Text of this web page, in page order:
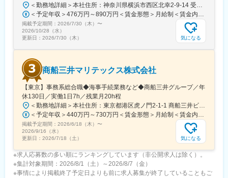
＜勤務地詳細＞本社住所：神奈川県横浜市西区北幸2-9-14 受動喫煙対策：屋内喫煙可能場所あり変更の範囲：会社の定める事業所
＜予定年収＞476万円～890万円＜賃金形態＞月給制＜賃金内訳＞月額（基本給）：269,000円～535,312円＜月給＞269,000円～535,312円＜昇給有無＞有＜残業手当＞有＜給与補足＞※これまでの経験とスキルに応じて判断いたします。■賞与：:5.7ヶ月（2026年度）■モデル年収：（例1）650万円 入社5年目 主任(月給39.7万円＋賞与174万円)（例2）832万円 入社9年目 係長(月給50.8万円＋賞与222万円)賃金はあくまでも目安の金額であり、選考を通じて上下する可能性があります。月給(月額)は固定手当を含めた表記です。
掲載予定期間： 2026/7/30（木） 〜
2026/10/28（水）
更新日： 2026/7/30（木） 気になる
商船三井マリテックス株式会社
【東京】事務系総合職◆海事手続業務など◆商船三井グループ／年
休130日／実働1日7h／残業月20h程
＜勤務地詳細＞本社住所：東京都港区虎ノ門2-1-1 商船三井ビル勤務地最寄駅：東京メトロ銀座線／虎ノ門駅受動喫煙対策：屋内全面禁煙変更の範囲：会社の定める事業所
＜予定年収＞440万円～730万円＜賃金形態＞月給制＜賃金内訳＞月額（基本給）：291,800円～487,000円＜月給＞291,800円～487,000円＜昇給有無＞有＜残業手当＞有＜給与補足＞※上記想定年収には賞与3ヶ月分を含みます。金額は目安の金額であり、これまでのご経験・スキル・現年収等を総合的に考慮し決定いたします。■昇給：年1回■賞与：3ヶ月分（前年度実績）賃金はあくまでも目安の金額であり、選考を通じて上下する可能性があります。月給(月額)は固定手当を含めた表記です。
掲載予定期間： 2026/6/18（木） 〜
2026/9/16（水）
更新日： 2026/7/18（土） 気になる
※求人応募数の多い順にランキングしています（非公開求人は除く）。
※集計対象期間：2026/8/1（土）～2026/8/7（金）
※事情により掲載終了予定日よりも前に求人募集が終了していることもご